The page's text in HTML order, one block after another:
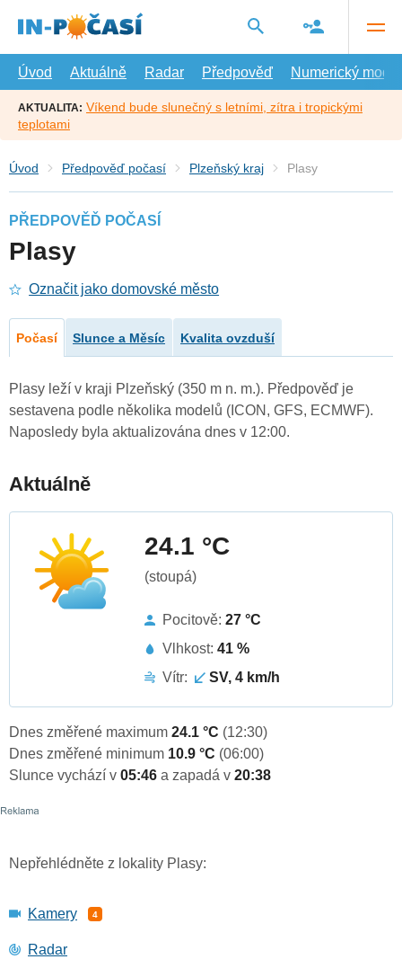
hlavní
Úvod
Aktuálně Radar Předpověď Numerický model
AKTUALITA: Víkend bude slunečný s letními, zítra i tropickými
teplotami
Úvod Předpověď počasí Plzeňský kraj Plasy
PŘEDPOVĚĎ POČASÍ
Plasy
Označit jako domovské město
Počasí Slunce a Měsíc Kvalita ovzduší
Plasy leží v kraji Plzeňský (350 m n. m.). Předpověď je
sestavena podle několika modelů (ICON, GFS, ECMWF).
Naposledy byla aktualizována dnes v 12:00.
Aktuálně
24.1 °C
(stoupá)
Pocitově: 27 °C
Vlhkost: 41 %
Vítr:
SV, 4 km/h
Dnes změřené maximum 24.1 °C (12:30)
Dnes změřené minimum 10.9 °C (06:00)
Slunce vychází v 05:46 a zapadá v 20:38
Nepřehlédněte z lokality Plasy:
Kamery 4
Radar